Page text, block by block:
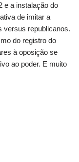
e a instalação do
de imitar a
versus republicanos.
do registro do
à oposição se
ao poder. E muito